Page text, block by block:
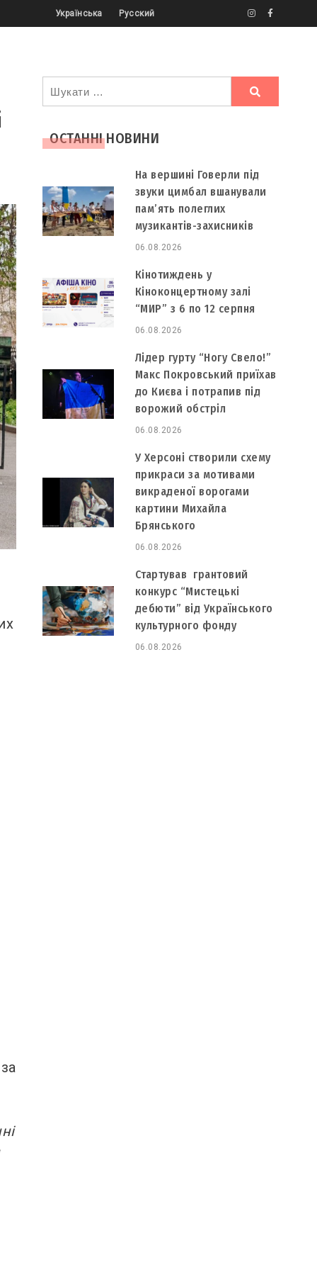
Українська Русский
Ви
шукали
ОСТАННІ НОВИНИ
На вершині Говерли під
звуки цимбал вшанували
пам’ять полеглих
музикантів-захисників
06.08.2026
Кінотиждень у
Кіноконцертному залі
“МИР” з 6 по 12 серпня
06.08.2026
Лідер гурту “Ногу Свело!”
Макс Покровський приїхав
до Києва і потрапив під
ворожий обстріл
06.08.2026
У Херсоні створили схему
прикраси за мотивами
викраденої ворогами
картини Михайла
Брянського
06.08.2026
Стартував грантовий
конкурс “Мистецькі
дебюти” від Українського
культурного фонду
06.08.2026